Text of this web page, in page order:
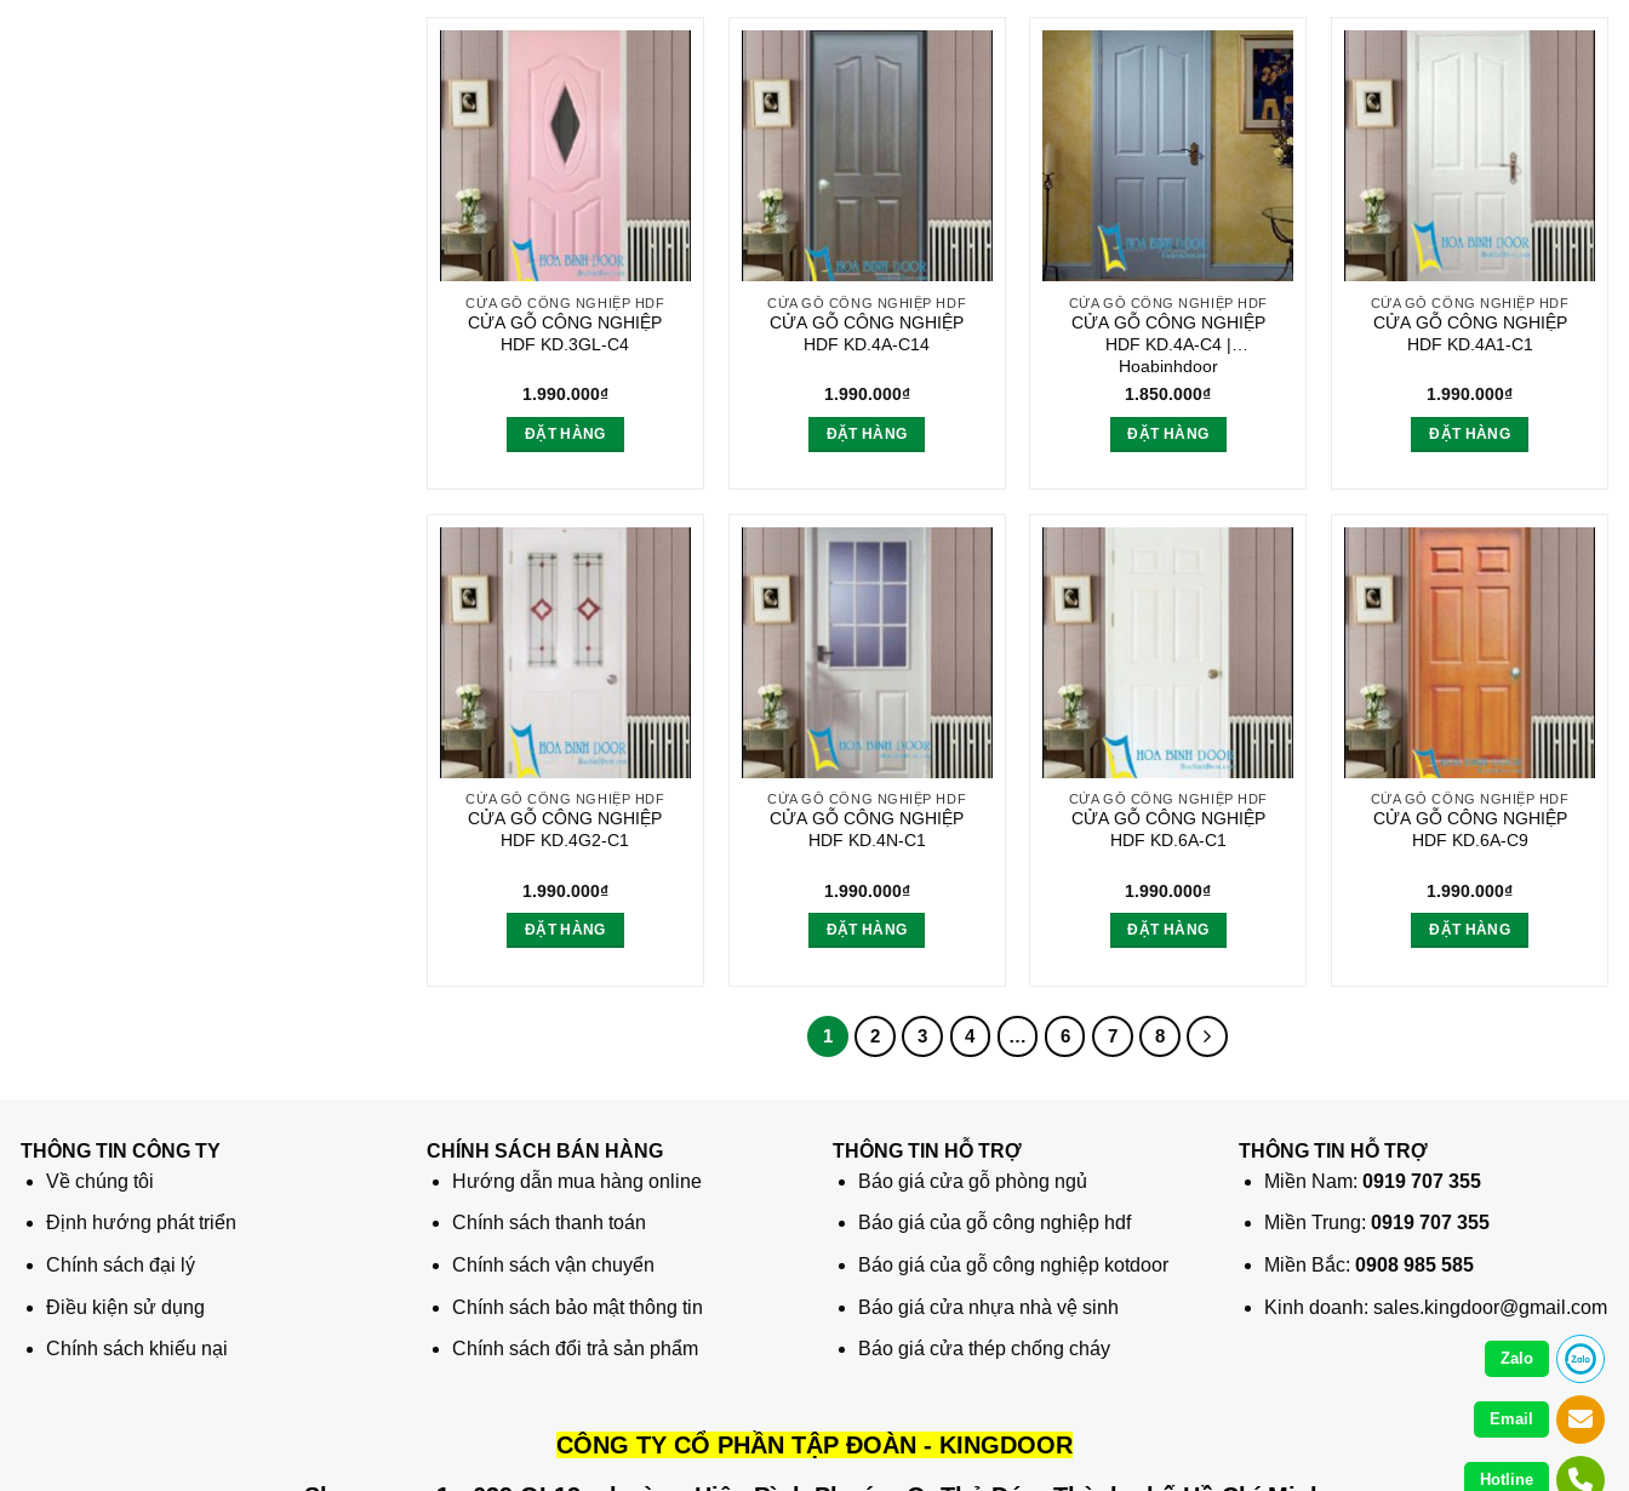
CỬA GỖ CÔNG NGHIỆP HDF
CỬA GỖ CÔNG NGHIỆP
HDF KD.3GL-C4
1.990.000₫
ĐẶT HÀNG
CỬA GỖ CÔNG NGHIỆP HDF
CỬA GỖ CÔNG NGHIỆP
HDF KD.4A-C14
1.990.000₫
ĐẶT HÀNG
CỬA GỖ CÔNG NGHIỆP HDF
CỬA GỖ CÔNG NGHIỆP
HDF KD.4A-C4 |
Hoabinhdoor
1.850.000₫
ĐẶT HÀNG
CỬA GỖ CÔNG NGHIỆP HDF
CỬA GỖ CÔNG NGHIỆP
HDF KD.4A1-C1
1.990.000₫
ĐẶT HÀNG
CỬA GỖ CÔNG NGHIỆP HDF
CỬA GỖ CÔNG NGHIỆP
HDF KD.4G2-C1
1.990.000₫
ĐẶT HÀNG
CỬA GỖ CÔNG NGHIỆP HDF
CỬA GỖ CÔNG NGHIỆP
HDF KD.4N-C1
1.990.000₫
ĐẶT HÀNG
CỬA GỖ CÔNG NGHIỆP HDF
CỬA GỖ CÔNG NGHIỆP
HDF KD.6A-C1
1.990.000₫
ĐẶT HÀNG
CỬA GỖ CÔNG NGHIỆP HDF
CỬA GỖ CÔNG NGHIỆP
HDF KD.6A-C9
1.990.000₫
ĐẶT HÀNG
1 2 3 4 … 6 7 8
THÔNG TIN CÔNG TY
Về chúng tôi
Định hướng phát triển
Chính sách đại lý
Điều kiện sử dụng
Chính sách khiếu nại
CHÍNH SÁCH BÁN HÀNG
Hướng dẫn mua hàng online
Chính sách thanh toán
Chính sách vận chuyển
Chính sách bảo mật thông tin
Chính sách đổi trả sản phẩm
THÔNG TIN HỖ TRỢ
Báo giá cửa gỗ phòng ngủ
Báo giá của gỗ công nghiệp hdf
Báo giá của gỗ công nghiệp kotdoor
Báo giá cửa nhựa nhà vệ sinh
Báo giá cửa thép chống cháy
THÔNG TIN HỖ TRỢ
Miền Nam: 0919 707 355
Miền Trung: 0919 707 355
Miền Bắc: 0908 985 585
Kinh doanh: sales.kingdoor@gmail.com
CÔNG TY CỔ PHẦN TẬP ĐOÀN - KINGDOOR
Zalo
Email
Hotline